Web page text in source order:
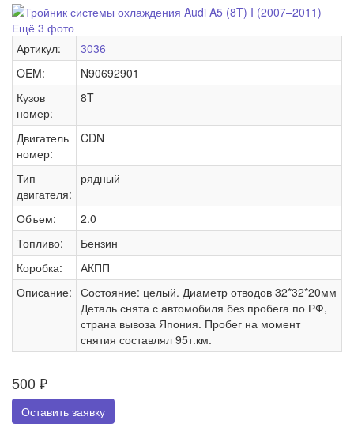
Ещё 3 фото
Артикул:
3036
OEM:
N90692901
Кузов
номер:
8T
Двигатель
номер:
CDN
Тип
двигателя:
рядный
Объем:
2.0
Топливо:
Бензин
Коробка:
АКПП
Описание: Состояние: целый. Диаметр отводов 32*32*20мм
Деталь снята с автомобиля без пробега по РФ,
страна вывоза Япония. Пробег на момент
снятия составлял 95т.км.
500 ₽
Оставить заявку